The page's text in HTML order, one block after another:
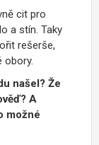
ě cit pro
a stín. Taky
řit rešerše,
obory.
našel? Že
A
možné